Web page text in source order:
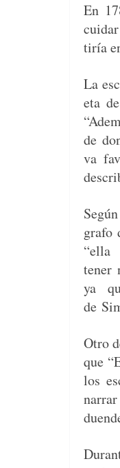
En
tiría
La
eta
de
va
grafo
“ella
ten­er
ya
de
Otro
que
los